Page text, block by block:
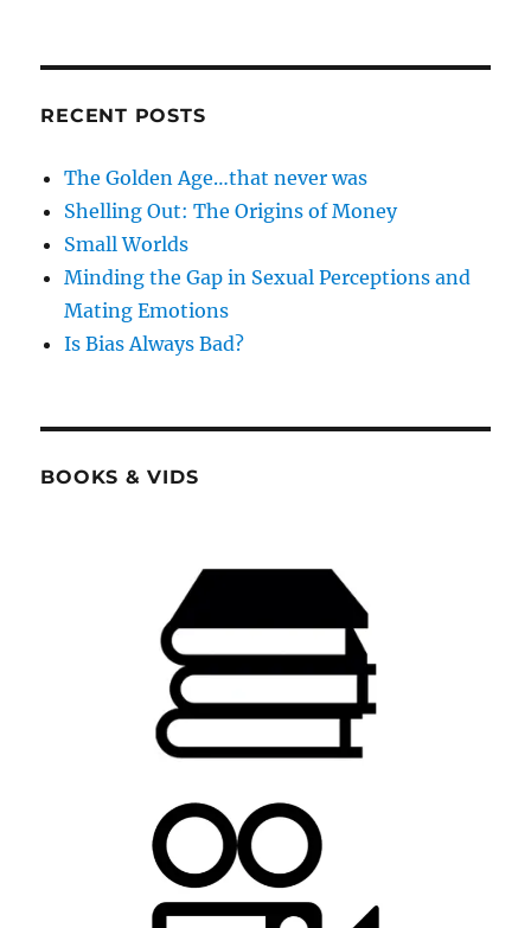
RECENT POSTS
The Golden Age…that never was
Shelling Out: The Origins of Money
Small Worlds
Minding the Gap in Sexual Perceptions and
Mating Emotions
Is Bias Always Bad?
BOOKS & VIDS